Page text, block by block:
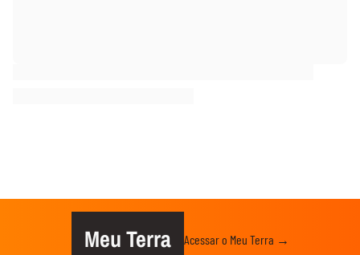
Meu Terra Acessar o Meu Terra →